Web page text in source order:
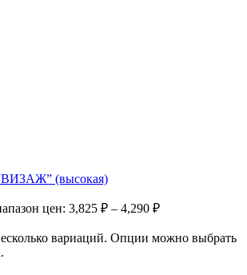
(высокая)
цен: 3,825 ₽ – 4,290 ₽
вариаций. Опции можно выбрать